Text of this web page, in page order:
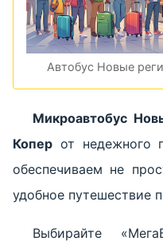
Автобус Новые
Микроавтобус
Копер от недежного
обеспечиваем не
удобное путешествие
Выбирайте